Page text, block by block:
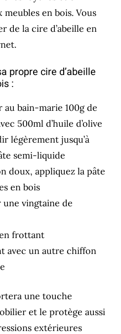
en bois. Vous
de la cire d’abeille en
propre cire d’abeille
:
au bain-marie 100g de
500ml d’huile d’olive
légèrement jusqu’à
semi-liquide
doux, appliquez la pâte
en bois
une vingtaine de
frottant
avec un autre chiffon
une touche
et le protège aussi
extérieures